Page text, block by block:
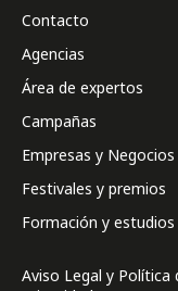
Contacto
Agencias
Área de expertos
Campañas
Empresas y Negocios
Festivales y premios
Formación y estudios
Aviso Legal y Política